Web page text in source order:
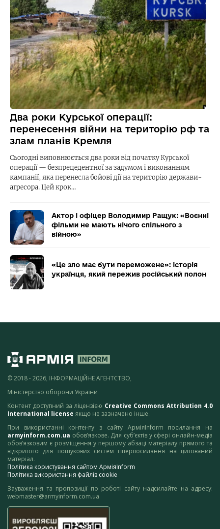
Два роки Курської операції:
перенесення війни на територію рф та
злам планів Кремля
Сьогодні виповнюється два роки від початку Курської
операції — безпрецедентної за задумом і виконанням
кампанії, яка перенесла бойові дії на територію держави-
агресора. Цей крок…
Актор і офіцер Володимир Ращук: «Воєнні
фільми не мають нічого спільного з
війною»
«Це зло має бути переможене»: історія
українця, який пережив російський полон
© 2018 - 2026, ІНФОРМАЦІЙНЕ АГЕНТСТВО,
Міністерство оборони України
Контент доступний за ліцензією Creative Commons Attribution 4.0
International license якщо не зазначено інше.
При використанні контенту з сайту АрміяInform посилання на
armyinform.com.ua обов’язкове. Для суб’єктів у сфері онлайн-медіа
обов’язковим є розміщення у першому абзаці матеріалу прямого та
відкритого для пошукових систем гіперпосилання на цитований
матеріал.
Політика користування сайтом АрміяInform
Політика використання файлів cookie
Зауваження та пропозиції по роботі сайту надсилайте на адресу:
webmaster@armyinform.com.ua